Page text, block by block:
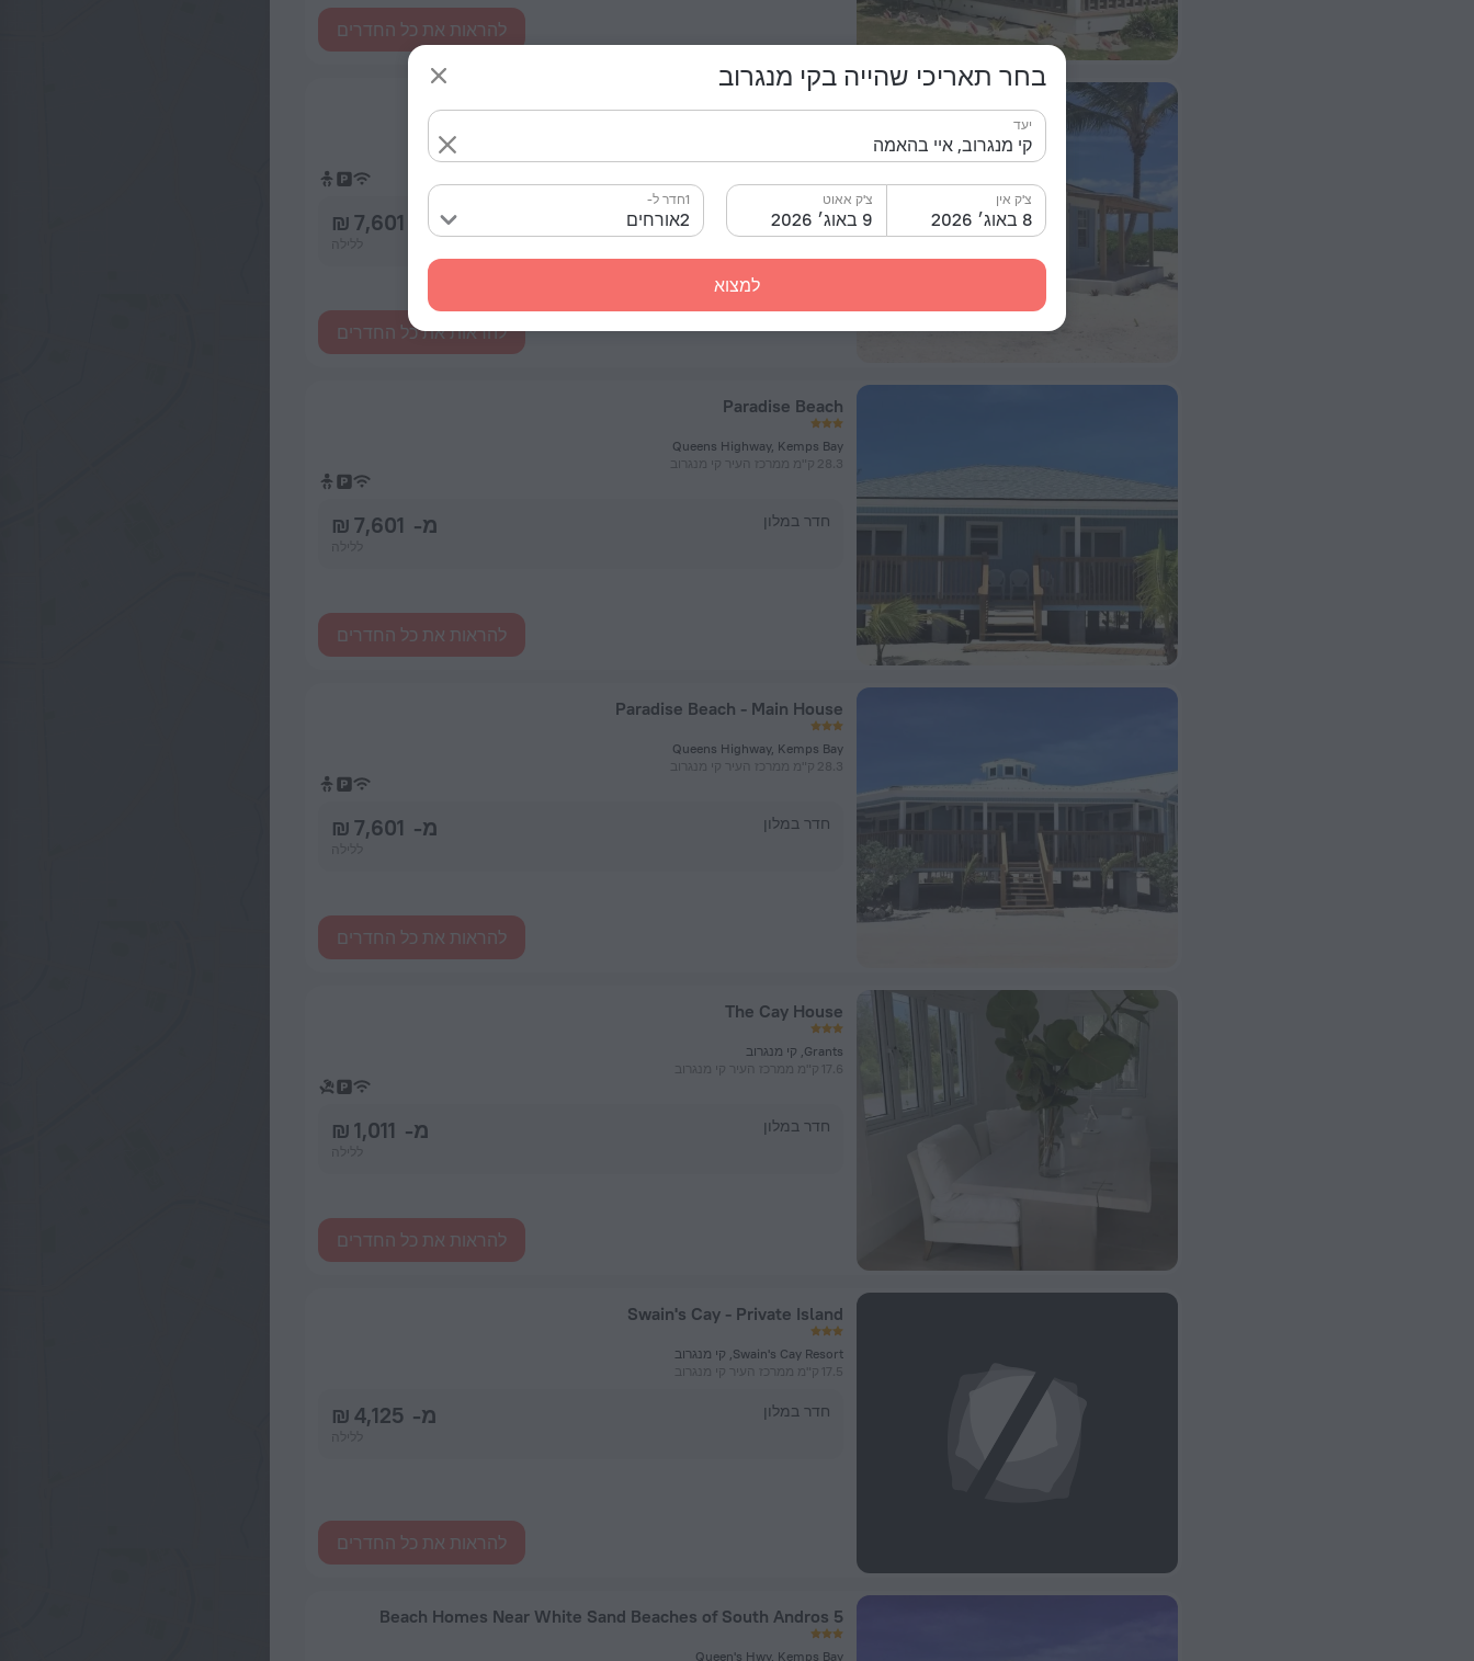
בחר תאריכי שהייה בקי מנגרוב
יעד
8 באוג׳ 2026
צ'ק אין
9 באוג׳ 2026
צ'ק אאוט
2אורחים
1חדר ל-
למצוא
להראות את כל החדרים
28.3 ק"מ ממרכז העיר קי מנגרוב
חדר במלון מ- 7,601 ₪
להראות את כל החדרים
Paradise Beach
Queens Highway, Kemps Bay
28.3 ק"מ ממרכז העיר קי מנגרוב
חדר במלון מ- 7,601 ₪
להראות את כל החדרים
Paradise Beach - Main House
Queens Highway, Kemps Bay
28.3 ק"מ ממרכז העיר קי מנגרוב
חדר במלון מ- 7,601 ₪
להראות את כל החדרים
The Cay House
Grants, קי מנגרוב
17.6 ק"מ ממרכז העיר קי מנגרוב
חדר במלון מ- 1,011 ₪
להראות את כל החדרים
Swain's Cay - Private Island
Swain's Cay Resort, קי מנגרוב
17.5 ק"מ ממרכז העיר קי מנגרוב
חדר במלון מ- 4,125 ₪
להראות את כל החדרים
5 Beach Homes Near White Sand Beaches of South Andros
Queen's Hwy, Kemps Bay